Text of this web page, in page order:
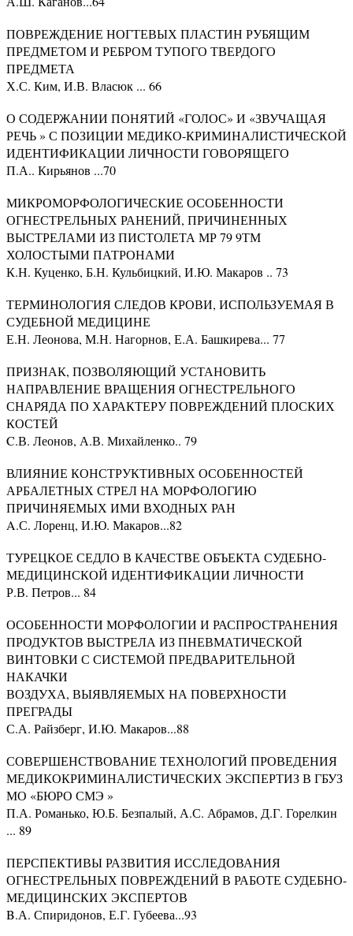
ПОВРЕЖДЕНИЕ НОГТЕВЫХ ПЛАСТИН РУБЯЩИМ
ПРЕДМЕТОМ И РЕБРОМ ТУПОГО ТВЕРДОГО
ПРЕДМЕТА
Х.С. Ким, И.В. Власюк ... 66
О СОДЕРЖАНИИ ПОНЯТИЙ «ГОЛОС» И «ЗВУЧАЩАЯ
РЕЧЬ » С ПОЗИЦИИ МЕДИКО-КРИМИНАЛИСТИЧЕСКОЙ
ИДЕНТИФИКАЦИИ ЛИЧНОСТИ ГОВОРЯЩЕГО
П.А.. Кирьянов ...70
МИКРОМОРФОЛОГИЧЕСКИЕ ОСОБЕННОСТИ
ОГНЕСТРЕЛЬНЫХ РАНЕНИЙ, ПРИЧИНЕННЫХ
ВЫСТРЕЛАМИ ИЗ ПИСТОЛЕТА МР 79 9ТМ
ХОЛОСТЫМИ ПАТРОНАМИ
К.Н. Куценко, Б.Н. Кульбицкий, И.Ю. Макаров .. 73
ТЕРМИНОЛОГИЯ СЛЕДОВ КРОВИ, ИСПОЛЬЗУЕМАЯ В
СУДЕБНОЙ МЕДИЦИНЕ
Е.Н. Леонова, М.Н. Нагорнов, Е.А. Башкирева... 77
ПРИЗНАК, ПОЗВОЛЯЮЩИЙ УСТАНОВИТЬ
НАПРАВЛЕНИЕ ВРАЩЕНИЯ ОГНЕСТРЕЛЬНОГО
СНАРЯДА ПО ХАРАКТЕРУ ПОВРЕЖДЕНИЙ ПЛОСКИХ
КОСТЕЙ
C.В. Леонов, А.В. Михайленко.. 79
ВЛИЯНИЕ КОНСТРУКТИВНЫХ ОСОБЕННОСТЕЙ
АРБАЛЕТНЫХ СТРЕЛ НА МОРФОЛОГИЮ
ПРИЧИНЯЕМЫХ ИМИ ВХОДНЫХ РАН
A.С. Лоренц, И.Ю. Макаров...82
ТУРЕЦКОЕ СЕДЛО В КАЧЕСТВЕ ОБЪЕКТА СУДЕБНО-
МЕДИЦИНСКОЙ ИДЕНТИФИКАЦИИ ЛИЧНОСТИ
Р.В. Петров... 84
ОСОБЕННОСТИ МОРФОЛОГИИ И РАСПРОСТРАНЕНИЯ
ПРОДУКТОВ ВЫСТРЕЛА ИЗ ПНЕВМАТИЧЕСКОЙ
ВИНТОВКИ С СИСТЕМОЙ ПРЕДВАРИТЕЛЬНОЙ
НАКАЧКИ
ВОЗДУХА, ВЫЯВЛЯЕМЫХ НА ПОВЕРХНОСТИ
ПРЕГРАДЫ
С.А. Райзберг, И.Ю. Макаров...88
СОВЕРШЕНСТВОВАНИЕ ТЕХНОЛОГИЙ ПРОВЕДЕНИЯ
МЕДИКОКРИМИНАЛИСТИЧЕСКИХ ЭКСПЕРТИЗ В ГБУЗ
МО «БЮРО СМЭ »
П.А. Романько, Ю.Б. Безпалый, А.С. Абрамов, Д.Г. Горелкин
... 89
ПЕРСПЕКТИВЫ РАЗВИТИЯ ИССЛЕДОВАНИЯ
ОГНЕСТРЕЛЬНЫХ ПОВРЕЖДЕНИЙ В РАБОТЕ СУДЕБНО-
МЕДИЦИНСКИХ ЭКСПЕРТОВ
B.А. Спиридонов, Е.Г. Губеева...93